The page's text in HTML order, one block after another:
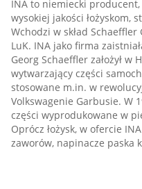
INA to niemiecki producent,
wysokiej jakości łożyskom,
Wchodzi w skład Schaeffler
LuK. INA jako firma
Georg Schaeffler założył w
wytwarzający części
stosowane m.in. w
Volkswagenie Garbusie. W
części wyprodukowane w
Oprócz łożysk, w ofercie
zaworów, napinacze paska